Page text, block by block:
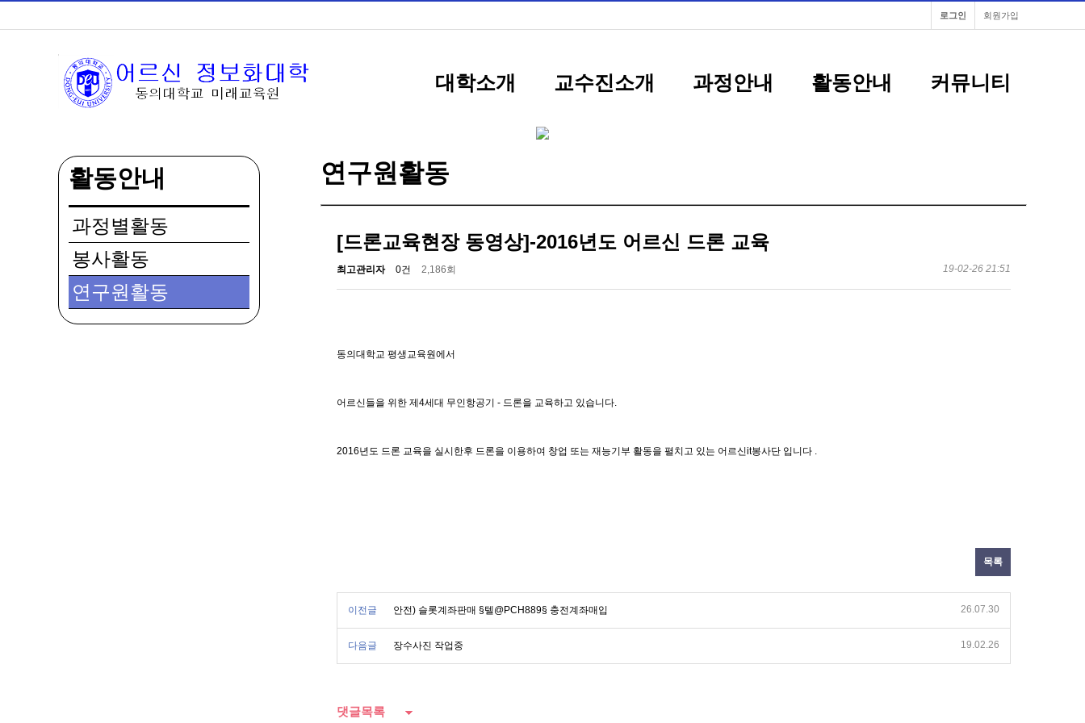
회원가입
로그인
대학소개 교수진소개 과정안내 활동안내 커뮤니티
연구원활동
[드론교육현장 동영상]-2016년도 어르신 드론 교육
최고관리자 0건 2,186회 19-02-26 21:51
동의대학교 평생교육원에서
어르신들을 위한 제4세대 무인항공기 - 드론을 교육하고 있습니다.
2016년도 드론 교육을 실시한후 드론을 이용하여 창업 또는 재능기부 활동을 펼치고 있는 어르신it봉사단 입니다 .
목록
이전글 안전) 슬롯계좌판매 §텔@PCH889§ 충전계좌매입 26.07.30
다음글 장수사진 작업중 19.02.26
댓글목록
활동안내
과정별활동
봉사활동
연구원활동